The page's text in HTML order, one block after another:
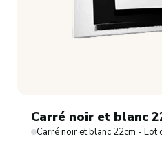
Carré noir et blanc
Carré noir et blanc 22cm - Lot